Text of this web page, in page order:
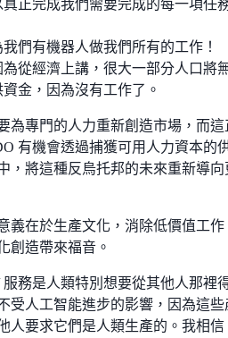
正完成我們需要完成的每一項任
們有機器人做我們所有的工作！
從經濟上講，很大一部分人口將
金，因為沒有工作了。
為專門的人力重新創造市場，而這
有機會透過捕獲可用人力資本的
，將這種反烏托邦的未來重新導向
義在於生產文化，消除低價值工作
創造帶來福音。
務是人類特別想要從其他人那裡
受人工智能進步的影響，因為這些
人要求它們是人類生產的。我相信